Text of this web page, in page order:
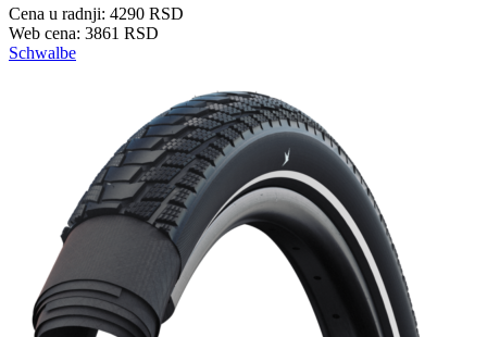
Cena u radnji: 4290 RSD
Web cena: 3861 RSD
Schwalbe